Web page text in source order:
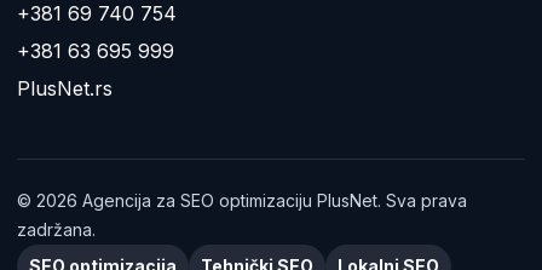
+381 69 740 754
+381 63 695 999
PlusNet.rs
© 2026 Agencija za SEO optimizaciju PlusNet. Sva prava
zadržana.